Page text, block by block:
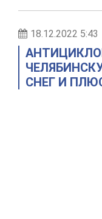
18.12.2022 5:43
СНЕГ И